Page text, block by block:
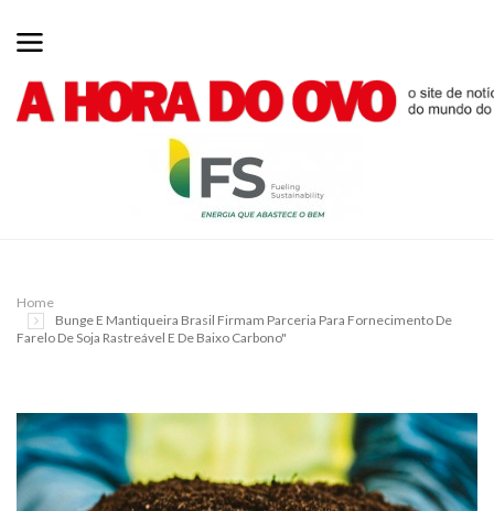
Home
Bunge E Mantiqueira Brasil Firmam Parceria Para Fornecimento De
Farelo De Soja Rastreável E De Baixo Carbono"